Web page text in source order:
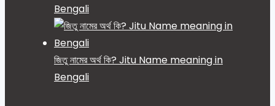
Bengali
জিতু নামের অর্থ কি? Jitu Name meaning in
Bengali